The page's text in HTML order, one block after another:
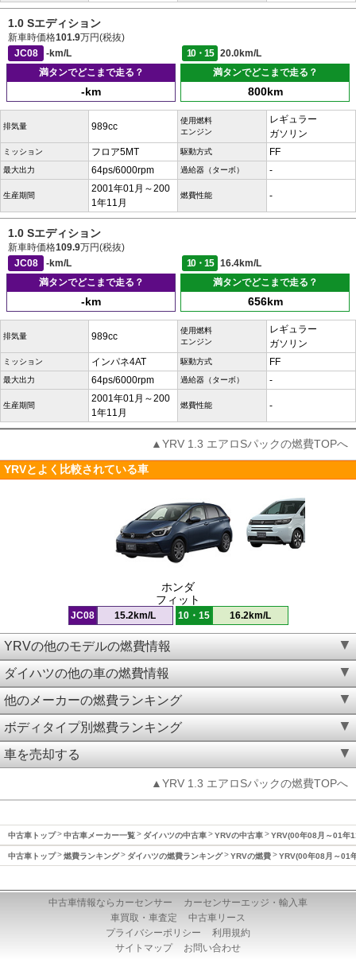
1.0 Sエディション
新車時価格101.9万円(税抜)
JC08
-km/L 10・15
20.0km/L
満タンでどこまで走る？
-km
満タンでどこまで走る？
800km
排気量 989cc
使用燃料
エンジン
レギュラー
ガソリン
ミッション フロア5MT 駆動方式 FF
最大出力 64ps/6000rpm 過給器（ターボ） -
生産期間
2001年01月～200
1年11月
燃費性能 -
1.0 Sエディション
新車時価格109.9万円(税抜)
JC08
-km/L 10・15
16.4km/L
満タンでどこまで走る？
-km
満タンでどこまで走る？
656km
排気量 989cc
使用燃料
エンジン
レギュラー
ガソリン
ミッション インパネ4AT 駆動方式 FF
最大出力 64ps/6000rpm 過給器（ターボ） -
生産期間
2001年01月～200
1年11月
燃費性能 -
▲YRV 1.3 エアロSパックの燃費TOPへ
YRVとよく比較されている車
ホンダ
フィット
JC08 15.2km/L 10・15 16.2km/L
YRVの他のモデルの燃費情報
ダイハツの他の車の燃費情報
他のメーカーの燃費ランキング
ボディタイプ別燃費ランキング
車を売却する
▲YRV 1.3 エアロSパックの燃費TOPへ
中古車トップ 中古車メーカー一覧 ダイハツの中古車 YRVの中古車 YRV(00年08月～01年
中古車トップ 燃費ランキング ダイハツの燃費ランキング YRVの燃費 YRV(00年08月～01
中古車情報ならカーセンサー
カーセンサーエッジ・輸入車
車買取・車査定
中古車リース
プライバシーポリシー
利用規約
サイトマップ
お問い合わせ